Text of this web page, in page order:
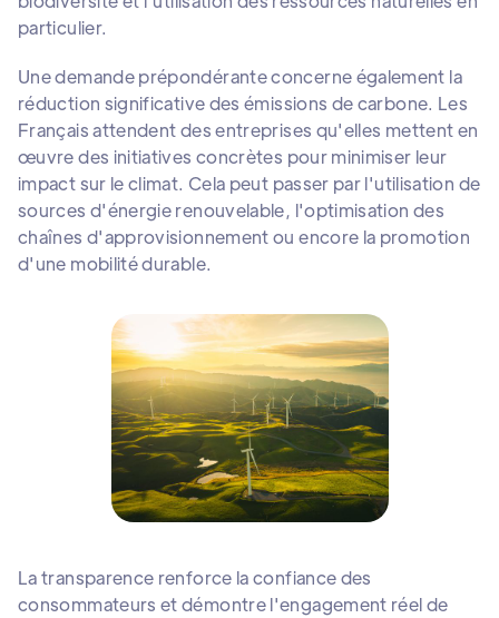
particulier.
Une demande prépondérante concerne également la
réduction significative des émissions de carbone. Les
Français attendent des entreprises qu'elles mettent en
œuvre des initiatives concrètes pour minimiser leur
impact sur le climat. Cela peut passer par l'utilisation de
sources d'énergie renouvelable, l'optimisation des
chaînes d'approvisionnement ou encore la promotion
d'une mobilité durable.
La transparence renforce la confiance des
consommateurs et démontre l'engagement réel de